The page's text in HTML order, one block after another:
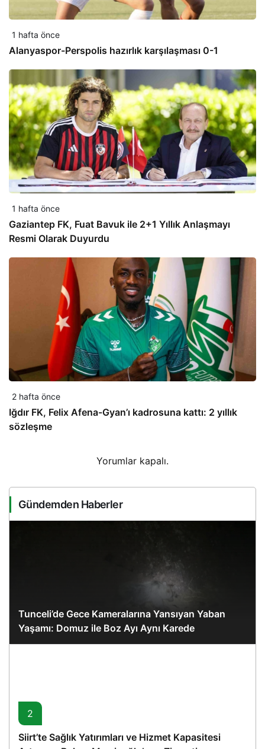
1 hafta önce
Alanyaspor-Perspolis hazırlık karşılaşması 0-1
1 hafta önce
Gaziantep FK, Fuat Bavuk ile 2+1 Yıllık Anlaşmayı
Resmi Olarak Duyurdu
2 hafta önce
Iğdır FK, Felix Afena-Gyan’ı kadrosuna kattı: 2 yıllık
sözleşme
Yorumlar kapalı.
Gündemden Haberler
Tunceli’de Gece Kameralarına Yansıyan Yaban
Yaşamı: Domuz ile Boz Ayı Aynı Karede
2
Siirt’te Sağlık Yatırımları ve Hizmet Kapasitesi